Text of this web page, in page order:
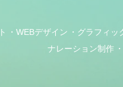
WEBデザイン グラフィッ
ナレーション制作